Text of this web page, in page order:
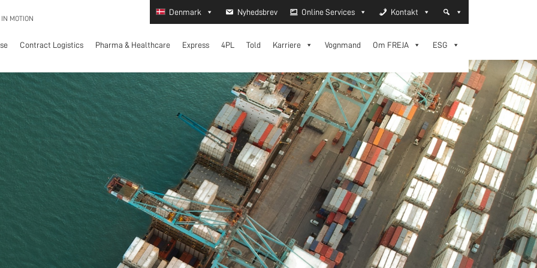
MOTION
Denmark Nyhedsbrev Online Services Kontakt
Contract Logistics Pharma & Healthcare Express 4PL Told Karriere Vognmand Om FREJA
ESG